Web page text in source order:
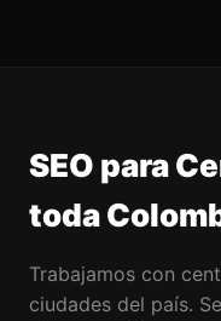
SEO para
toda
Trabajamos con
ciudades del país.